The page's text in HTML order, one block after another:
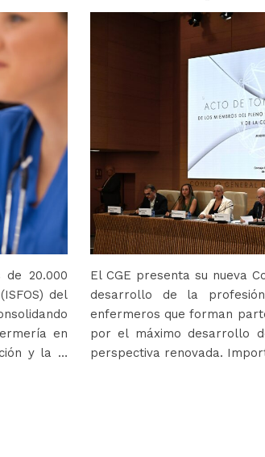
de 20.000
del
en
y la …
El CGE presenta su nueva
desarrollo de la
enfermeros que forman
por el máximo desarrollo
perspectiva renovada.